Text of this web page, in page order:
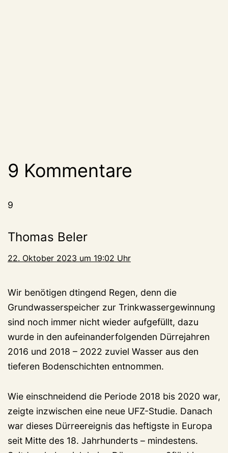
9 Kommentare
9
Thomas Beler
22. Oktober 2023 um 19:02 Uhr
Wir benötigen dtingend Regen, denn die
Grundwasserspeicher zur Trinkwassergewinnung
sind noch immer nicht wieder aufgefüllt, dazu
wurde in den aufeinanderfolgenden Dürrejahren
2016 und 2018 – 2022 zuviel Wasser aus den
tieferen Bodenschichten entnommen.
Wie einschneidend die Periode 2018 bis 2020 war,
zeigte inzwischen eine neue UFZ-Studie. Danach
war dieses Dürreereignis das heftigste in Europa
seit Mitte des 18. Jahrhunderts – mindestens.